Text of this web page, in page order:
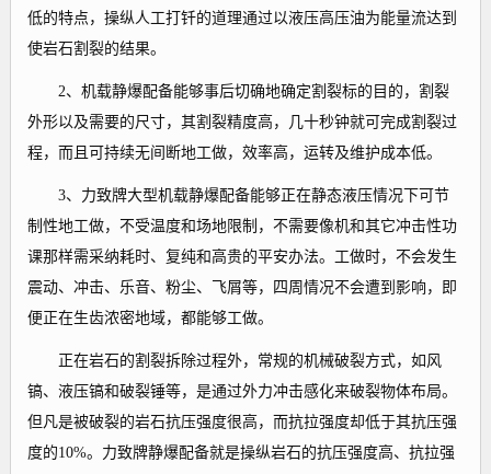
低的特点，操纵人工打钎的道理通过以液压高压油为能量流达到
使岩石割裂的结果。
2、机载静爆配备能够事后切确地确定割裂标的目的，割裂
外形以及需要的尺寸，其割裂精度高，几十秒钟就可完成割裂过
程，而且可持续无间断地工做，效率高，运转及维护成本低。
3、力致牌大型机载静爆配备能够正在静态液压情况下可节
制性地工做，不受温度和场地限制，不需要像机和其它冲击性功
课那样需采纳耗时、复纯和高贵的平安办法。工做时，不会发生
震动、冲击、乐音、粉尘、飞屑等，四周情况不会遭到影响，即
便正在生齿浓密地域，都能够工做。
正在岩石的割裂拆除过程外，常规的机械破裂方式，如风
镐、液压镐和破裂锤等，是通过外力冲击感化来破裂物体布局。
但凡是被破裂的岩石抗压强度很高，而抗拉强度却低于其抗压强
度的10%。力致牌静爆配备就是操纵岩石的抗压强度高、抗拉强